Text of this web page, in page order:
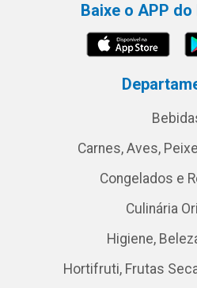
Baixe o APP
Carnes, Aves,
Congelados e
Culinária
Higiene,
Hortifruti, Frutas